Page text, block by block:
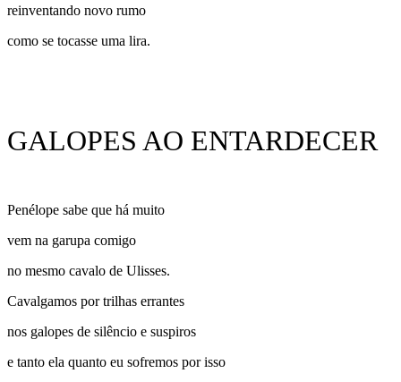
reinventando novo rumo
como se tocasse uma lira.
GALOPES AO ENTARDECER
Penélope sabe que há muito
vem na garupa comigo
no mesmo cavalo de Ulisses.
Cavalgamos por trilhas errantes
nos galopes de silêncio e suspiros
e tanto ela quanto eu sofremos por isso